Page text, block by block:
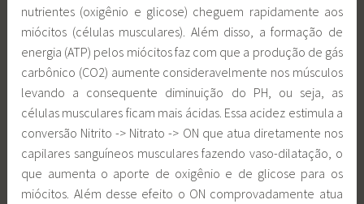
nutrientes (oxigênio e glicose) cheguem rapidamente aos
miócitos (células musculares). Além disso, a formação de
energia (ATP) pelos miócitos faz com que a produção de gás
carbônico (CO2) aumente consideravelmente nos músculos
levando a consequente diminuição do PH, ou seja, as
células musculares ficam mais ácidas. Essa acidez estimula a
conversão Nitrito -> Nitrato -> ON que atua diretamente nos
capilares sanguíneos musculares fazendo vaso-dilatação, o
que aumenta o aporte de oxigênio e de glicose para os
miócitos. Além desse efeito o ON comprovadamente atua